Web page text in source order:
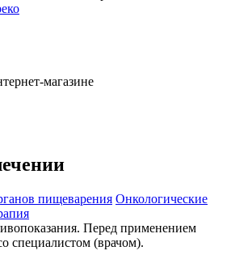
магазине
пищеварения Онкологические
Перед применением
специалистом (врачом).